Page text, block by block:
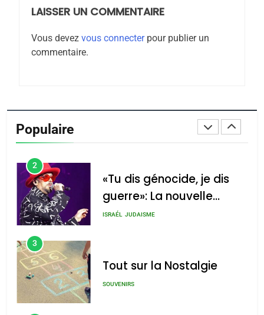
LAISSER UN COMMENTAIRE
Vous devez vous connecterpour publier un
commentaire.
Populaire
8
Tafraout, le miel de Tadla
2
«Tu dis génocide, je dis
guerre»: La nouvelle
chanson de Boy George
ISRAÉL JUDAISME
3
Tout sur la Nostalgie
SOUVENIRS